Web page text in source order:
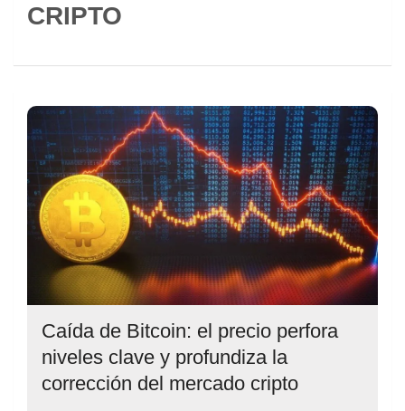
CRIPTO
Caída de Bitcoin: el precio perfora
niveles clave y profundiza la
corrección del mercado cripto